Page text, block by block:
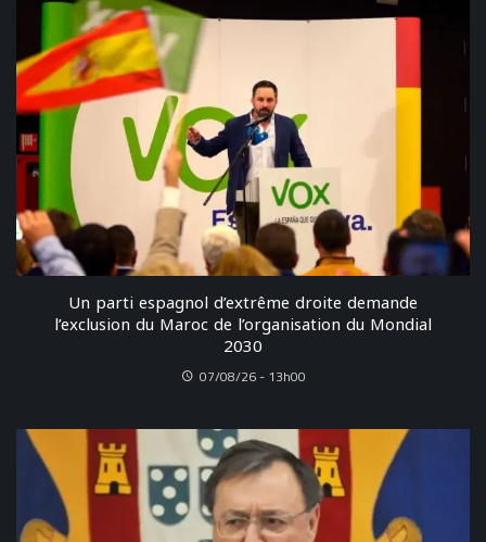
Un parti espagnol d’extrême droite demande
l’exclusion du Maroc de l’organisation du Mondial
2030
07/08/26 - 13h00